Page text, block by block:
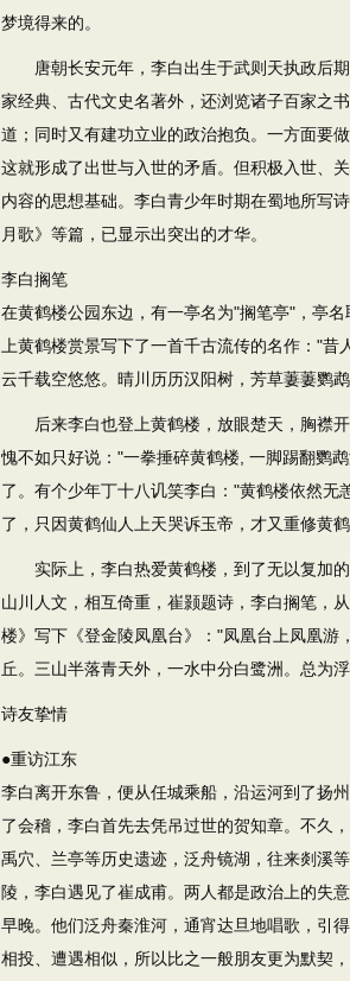
梦境得来的。
唐朝长安元年，李白出生于武则天执政后期
家经典、古代文史名著外，还浏览诸子百家之
道；同时又有建功立业的政治抱负。一方面要
这就形成了出世与入世的矛盾。但积极入世、
内容的思想基础。李白青少年时期在蜀地所写
月歌》等篇，已显示出突出的才华。
李白搁笔
在黄鹤楼公园东边，有一亭名为"搁笔亭"，亭
上黄鹤楼赏景写下了一首千古流传的名作："
云千载空悠悠。晴川历历汉阳树，芳草萋萋鹦
后来李白也登上黄鹤楼，放眼楚天，胸襟开
愧不如只好说："一拳捶碎黄鹤楼, 一脚踢翻鹦
了。有个少年丁十八讥笑李白："黄鹤楼依然
了，只因黄鹤仙人上天哭诉玉帝，才又重修黄
实际上，李白热爱黄鹤楼，到了无以复加的
山川人文，相互倚重，崔颢题诗，李白搁笔，
楼》写下《登金陵凤凰台》："凤凰台上凤凰
丘。三山半落青天外，一水中分白鹭洲。总为
诗友挚情
●重访江东
李白离开东鲁，便从任城乘船，沿运河到了扬
了会稽，李白首先去凭吊过世的贺知章。不久
禹穴、兰亭等历史遗迹，泛舟镜湖，往来剡溪
陵，李白遇见了崔成甫。两人都是政治上的失
早晚。他们泛舟秦淮河，通宵达旦地唱歌，引
相投、遭遇相似，所以比之一般朋友更为默契